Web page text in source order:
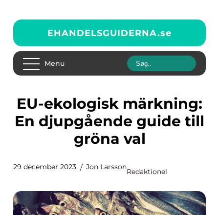
EHANDELSGUIDERNA.se
Menu
EU-ekologisk märkning:
En djupgående guide till
gröna val
29 december 2023 Jon Larsson
Redaktionel